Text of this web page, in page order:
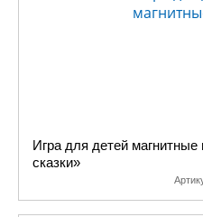
Игра для детей магнитные
сказки»